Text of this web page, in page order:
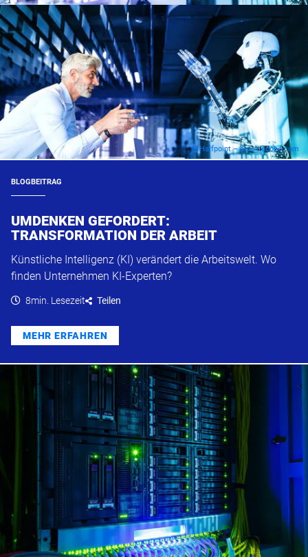
© Halfpoint – stock.adobe.com
BLOGBEITRAG
UMDENKEN GEFORDERT:
TRANSFORMATION DER ARBEIT
Künstliche Intelligenz (KI) verändert die Arbeitswelt. Wo
finden Unternehmen KI-Experten?
8min. Lesezeit Teilen
MEHR ERFAHREN